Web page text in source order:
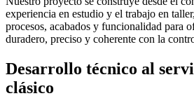
experiencia en estudio y el trabajo en
procesos, acabados y funcionalidad para
duradero, preciso y coherente con la
Desarrollo técnico al
clásico